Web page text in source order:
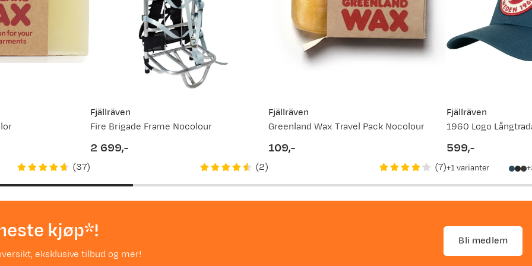
(37)
Fjällräven
Fire Brigade Frame Nocolour
2 699,-
(2)
Fjällräven
Greenland Wax Travel Pack Nocolour
109,-
(7)
Fjällräven
1960 Logo
599,-
1varianter
kjøp*!
eksklusive tilbud og mer!
Bli medlem